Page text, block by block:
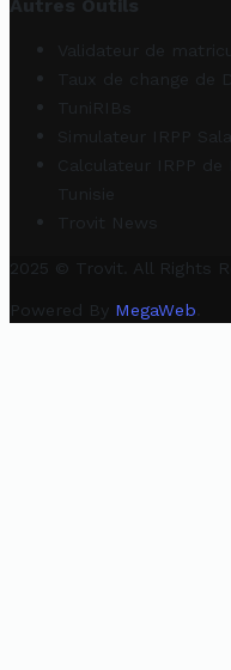
Autres Outils
Validateur de
Taux de change de
TuniRIBs
Simulateur IRPP
Calculateur IRPP de
Tunisie
Trovit News
2025 © Trovit. All Rights
Powered By MegaWeb